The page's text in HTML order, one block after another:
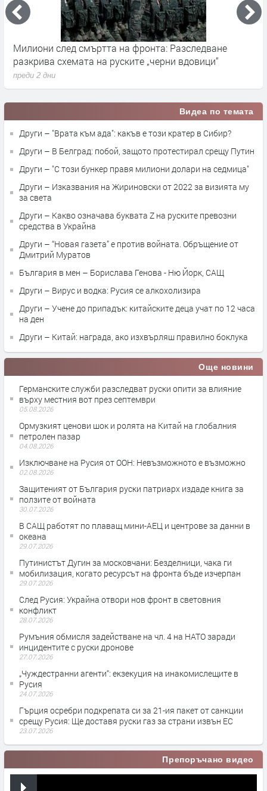
Германските служби разследват руски опити за
влияние върху местния вот през септември
преди 2 дни
Видеа по темата
Други – "Врата към ада": какъв е този кратер в Сибир?
Други – В Белград: побой, защото протестирал срещу Путин
Други – "С този бункер правя милиони долари на седмица"
Други – Изказвания на Жириновски от 2022 за визията му
за света
Други – Какво означава буквата Z на руските превозни
средства в Украйна
Други – “Новая газета” е против войната. Обръщение от
Дмитрий Муратов
България в мен – Борислава Генова - Ню Йорк, САЩ
Други – Вирус и водка: Русия се алкохолизира
Други – Учене до припадък: китайските деца учат по 12 часа
на ден
Други – Китай: награда, ако изхвърляш правилно боклука
Още новини
Германските служби разследват руски опити за влияние
върху местния вот през септември
05.08.2026
Ормузкият ценови шок и ролята на Китай на глобалния
петролен пазар
04.08.2026
Изключване на Русия от ООН: Невъзможното е възможно
02.08.2026
Защитеният от България руски патриарх издаде книга за
ползите от войната
30.07.2026
В САЩ работят по плаващ мини-АЕЦ и центрове за данни в
океана
29.07.2026
Путинистът Дугин за московчани: Безделници, чака ги
мобилизация, когато ресурсът на фронта бъде изчерпан
29.07.2026
След Русия: Украйна отвори нов фронт в световния
конфликт
28.07.2026
Румъния обмисля задействане на чл. 4 на НАТО заради
инцидентите с руски дронове
27.07.2026
„Чуждестранни агенти“: екзекуция на инакомислещите в
Русия
24.07.2026
Гърция осребри подкрепата си за 21-ия пакет от санкции
срещу Русия: Ще доставя руски газ за страни извън ЕС
23.07.2026
Препоръчано видео